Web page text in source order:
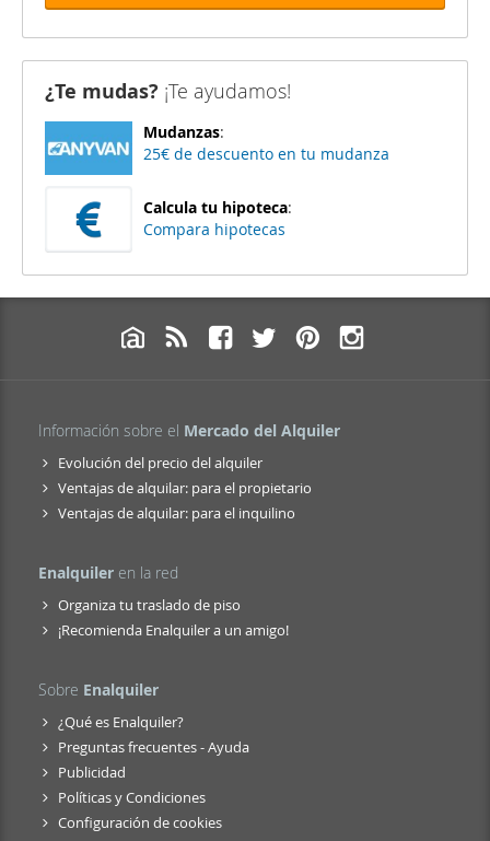
¿Te mudas? ¡Te ayudamos!
Mudanzas:
25€ de descuento en tu mudanza
Calcula tu hipoteca:
Compara hipotecas
Información sobre el Mercado del Alquiler
Evolución del precio del alquiler
Ventajas de alquilar: para el propietario
Ventajas de alquilar: para el inquilino
Enalquiler en la red
Organiza tu traslado de piso
¡Recomienda Enalquiler a un amigo!
Sobre Enalquiler
¿Qué es Enalquiler?
Preguntas frecuentes - Ayuda
Publicidad
Políticas y Condiciones
Configuración de cookies